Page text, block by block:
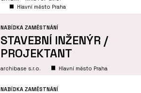
Hlavní město Praha
NABÍDKA ZAMĚSTNÁNÍ
STAVEBNÍ INŽENÝR /
PROJEKTANT
archibase s.r.o. Hlavní město Praha
NABÍDKA ZAMĚSTNÁNÍ